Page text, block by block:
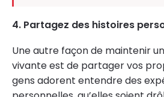
4. Partagez des histoires
Une autre façon de maintenir
vivante est de partager vos
gens adorent entendre des